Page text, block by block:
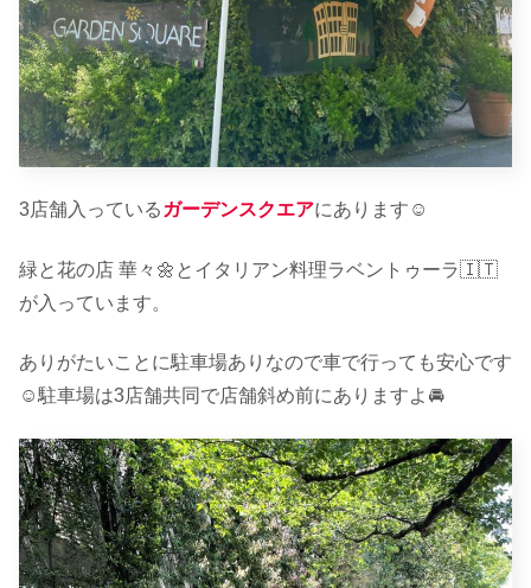
3店舗入っている ガーデンスクエアにあります☺︎
緑と花の店 華々🌼とイタリアン料理ラベントゥーラ🇮🇹
が入っています。
ありがたいことに駐車場ありなので車で行っても安心です
☺︎駐車場は3店舗共同で店舗斜め前にありますよ🚘